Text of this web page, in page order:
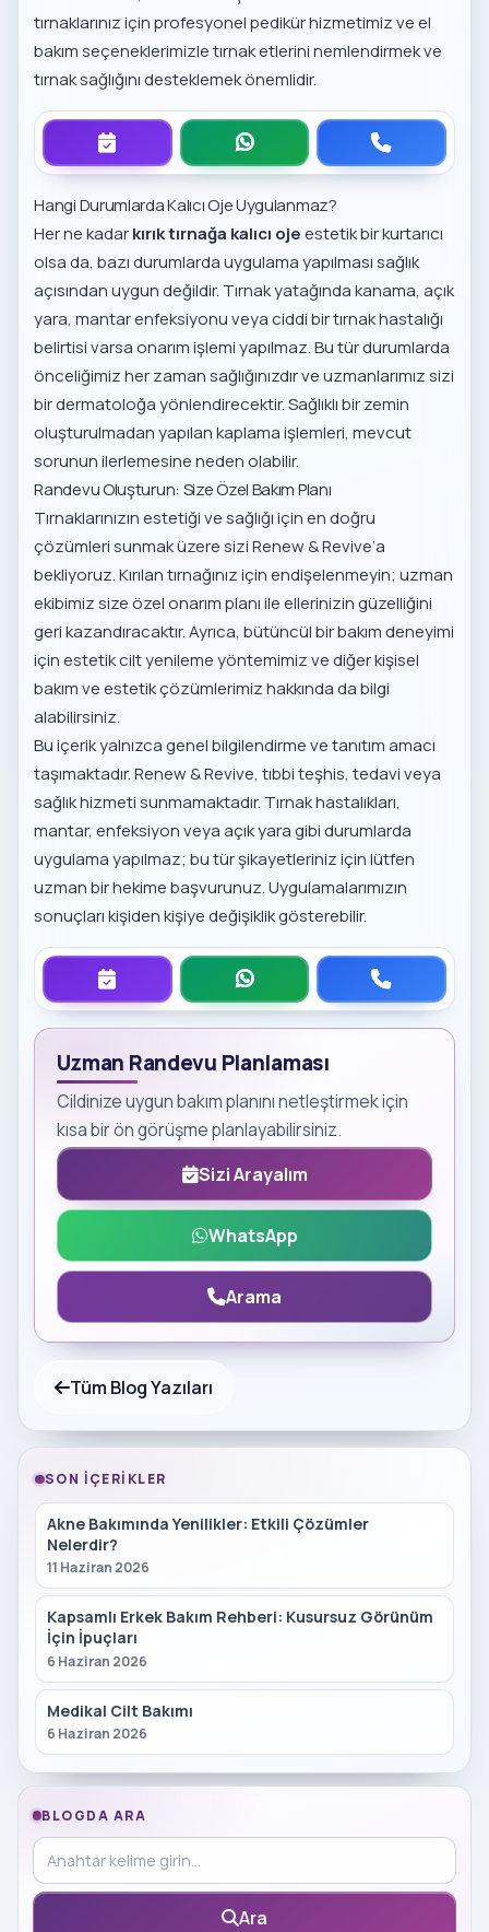
tırnaklarınız içinprofesyonel pedikür hizmetimizve el
bakım seçeneklerimizle tırnak etlerini nemlendirmek ve
tırnak sağlığını desteklemek önemlidir.
Hangi Durumlarda Kalıcı Oje Uygulanmaz?
Her ne kadarkırık tırnağa kalıcı ojeestetik bir kurtarıcı
olsa da, bazı durumlarda uygulama yapılması sağlık
açısından uygun değildir. Tırnak yatağında kanama, açık
yara, mantar enfeksiyonu veya ciddi bir tırnak hastalığı
belirtisi varsa onarım işlemi yapılmaz. Bu tür durumlarda
önceliğimiz her zaman sağlığınızdır ve uzmanlarımız sizi
bir dermatoloğa yönlendirecektir. Sağlıklı bir zemin
oluşturulmadan yapılan kaplama işlemleri, mevcut
sorunun ilerlemesine neden olabilir.
Randevu Oluşturun: Size Özel Bakım Planı
Tırnaklarınızın estetiği ve sağlığı için en doğru
çözümleri sunmak üzere sizi Renew & Revive’a
bekliyoruz. Kırılan tırnağınız için endişelenmeyin; uzman
ekibimiz size özel onarım planı ile ellerinizin güzelliğini
geri kazandıracaktır. Ayrıca, bütüncül bir bakım deneyimi
içinestetik cilt yenileme yöntemimizve diğerkişisel
bakım ve estetik çözümlerimizhakkında da bilgi
alabilirsiniz.
Bu içerik yalnızca genel bilgilendirme ve tanıtım amacı
taşımaktadır. Renew & Revive, tıbbi teşhis, tedavi veya
sağlık hizmeti sunmamaktadır. Tırnak hastalıkları,
mantar, enfeksiyon veya açık yara gibi durumlarda
uygulama yapılmaz; bu tür şikayetleriniz için lütfen
uzman bir hekime başvurunuz. Uygulamalarımızın
sonuçları kişiden kişiye değişiklik gösterebilir.
Uzman Randevu Planlaması
Cildinize uygun bakım planını netleştirmek için
kısa bir ön görüşme planlayabilirsiniz.
Sizi Arayalım
WhatsApp
Arama
Tüm Blog Yazıları
SON İÇERIKLER
Akne Bakımında Yenilikler: Etkili Çözümler
Nelerdir?
11 Haziran 2026
Kapsamlı Erkek Bakım Rehberi: Kusursuz Görünüm
İçin İpuçları
6 Haziran 2026
Medikal Cilt Bakımı
6 Haziran 2026
BLOGDA ARA
Blog içinde ara
Ara